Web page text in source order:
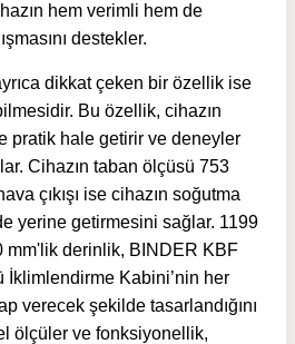
hem verimli hem de
destekler.
dikkat çeken bir özellik ise
Bu özellik, cihazın
pratik hale getirir ve deneyler
Cihazın taban ölçüsü 753
çıkışı ise cihazın soğutma
yerine getirmesini sağlar. 1199
mm'lik derinlik, BINDER KBF
İklimlendirme Kabini’nin her
verecek şekilde tasarlandığını
ölçüler ve fonksiyonellik,